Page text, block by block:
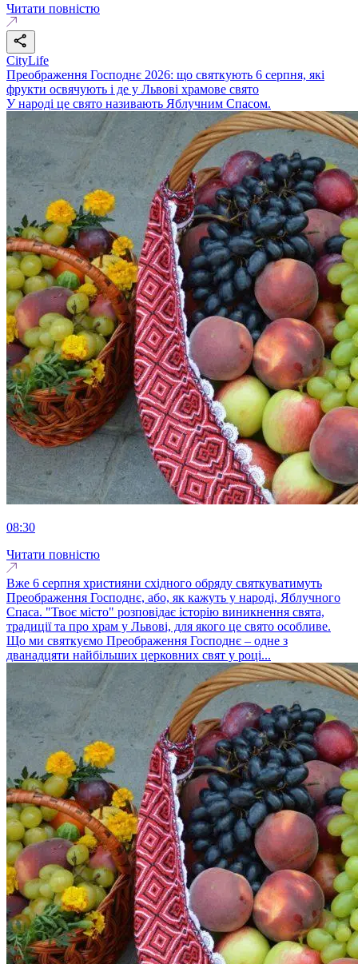
Читати повністю
CityLife
Преображення Господнє 2026: що святкують 6 серпня, які
фрукти освячують і де у Львові храмове свято
У народі це свято називають Яблучним Спасом.
08:30
Читати повністю
Вже 6 серпня християни східного обряду святкуватимуть
Преображення Господнє, або, як кажуть у народі, Яблучного
Спаса. "Твоє місто" розповідає історію виникнення свята,
традиції та про храм у Львові, для якого це свято особливе.
Що ми святкуємо Преображення Господнє – одне з
дванадцяти найбільших церковних свят у році...